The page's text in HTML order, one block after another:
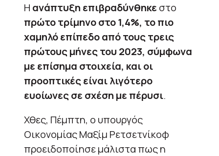
Η ανάπτυξη επιβραδύνθηκεστο
πρώτο τρίμηνο στο 1,4%, το πιο
χαμηλό επίπεδο από τους τρεις
πρώτους μήνες του 2023, σύμφωνα
με επίσημα στοιχεία, και οι
προοπτικές είναι λιγότερο
ευοίωνες σε σχέση με πέρυσι.
Χθες, Πέμπτη, ο υπουργός
Οικονομίας Μαξίμ Ρετσετνίκοφ
προειδοποίησε μάλιστα πως η